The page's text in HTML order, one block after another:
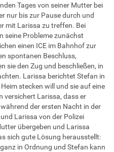
Tages von seiner Mutter bei
nur bis zur Pause durch und
mit Larissa zu treffen. Bei
seine Probleme zunächst
einen ICE im Bahnhof zur
spontanen Beschluss,
sie den Zug und beschließen, in
Larissa berichtet Stefan in
stecken will und sie auf eine
versichert Larissa, dass er
der ersten Nacht in der
Larissa von der Polizei
übergeben und Larissa
sich gute Lösung herausstellt:
in Ordnung und Stefan kann